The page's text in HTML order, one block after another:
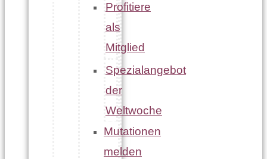
Profitiere
als
Mitglied
Spezialangebot
der
Weltwoche
Mutationen
melden